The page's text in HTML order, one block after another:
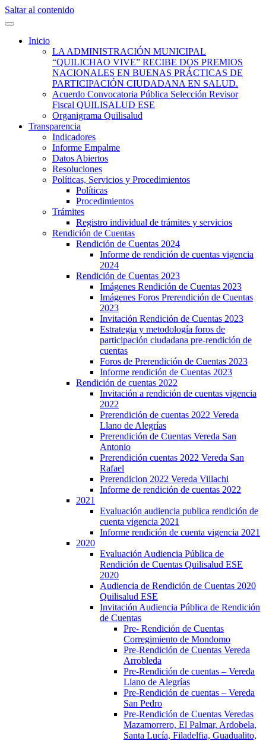
Saltar al contenido
Quilisalud
Inicio
LA ADMINISTRACIÓN MUNICIPAL
“QUILICHAO VIVE” RECIBE DOS PREMIOS
NACIONALES EN BUENAS PRÁCTICAS DE
PARTICIPACIÓN CIUDADANA EN SALUD.
Acuerdo Convocatoria Pública Selección Revisor
Fiscal QUILISALUD ESE
Organigrama Quilisalud
Transparencia
Indicadores
Informe Empalme
Datos Abiertos
Resoluciones
Políticas, Servicios y Procedimientos
Políticas
Procedimientos
Trámites
Registro individual de trámites y servicios
Rendición de Cuentas
Rendición de Cuentas 2024
Informe de rendición de cuentas vigencia
2024
Rendición de Cuentas 2023
Imágenes Rendición de Cuentas 2023
Imágenes Foros Prerendición de Cuentas
2023
Invitación Rendición de Cuentas 2023
Estrategia y metodología foros de
participación ciudadana pre-rendición de
cuentas
Foros de Prerendición de Cuentas 2023
Informe rendición de Cuentas 2023
Rendición de cuentas 2022
Invitación a rendición de cuentas vigencia
2022
Prerendición de cuentas 2022 Vereda
Llano de Alegrías
Prerendición de Cuentas Vereda San
Antonio
Prerendición cuentas 2022 Vereda San
Rafael
Prerendicion 2022 Vereda Villachi
Informe de rendición de cuentas 2022
2021
Evaluación audiencia publica rendición de
cuenta vigencia 2021
Informe rendición de cuenta vigencia 2021
2020
Evaluación Audiencia Pública de
Rendición de Cuentas Quilisalud ESE
2020
Audiencia de Rendición de Cuentas 2020
Quilisalud ESE
Invitación Audiencia Pública de Rendición
de Cuentas
Pre- Rendición de Cuentas
Corregimiento de Mondomo
Pre-Rendición de Cuentas Vereda
Arrobleda
Pre-Rendición de cuentas – Vereda
Llano de Alegrías
Pre-Rendición de cuentas – Vereda
San Pedro
Pre-Rendición de Cuentas Veredas
Mazamorrero, El Palmar, Ardobela,
Santa Lucía, Filadelfia, Guadualito,